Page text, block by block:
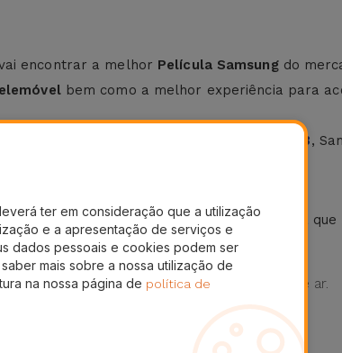
encontrar a melhor Película Samsungdo
bem como a melhor experiência para
Samsung S23,
vidro para Samsungpossuem um kit
para
seco.
as laterais, eliminando qualquer bolha de ar.
ter em consideração que a utilização
e a apresentação de serviços e
dados pessoais e cookies podem ser
mais sobre a nossa utilização de
na nossa página de política de